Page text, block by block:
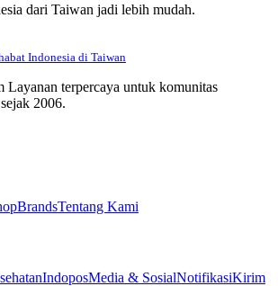
dari Taiwan jadi lebih mudah.
Indonesia di Taiwan
Layanan terpercaya untuk komunitas
2006.
BrandsTentang Kami
IndoposMedia & SosialNotifikasiKirim